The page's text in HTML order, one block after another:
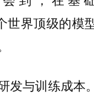
世界顶级的模
发与训练成本